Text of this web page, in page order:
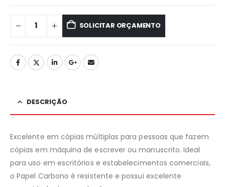
SOLICITAR ORÇAMENTO
DESCRIÇÃO
Excelente em cópias múltiplas para pessoas que fazem
cópias em máquina de escrever ou manuscrito. Ideal
para uso em escritórios e estabelecimentos comerciais,
o Papel Carbono é resistente e possui excelente